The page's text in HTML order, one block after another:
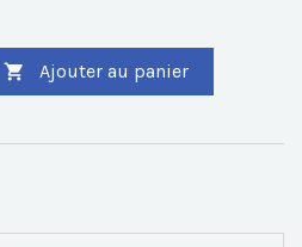
 Ajouter au panier